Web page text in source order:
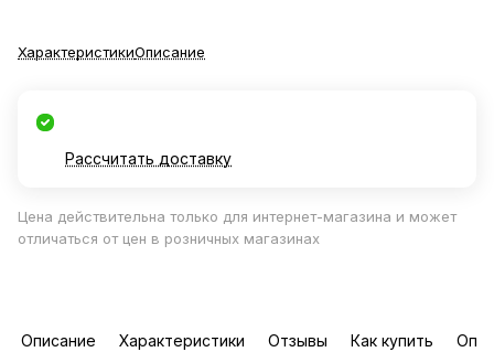
ХарактеристикиОписание
Рассчитать доставку
Цена действительна только для интернет-магазина и может
отличаться от цен в розничных магазинах
Описание Характеристики Отзывы Как купить